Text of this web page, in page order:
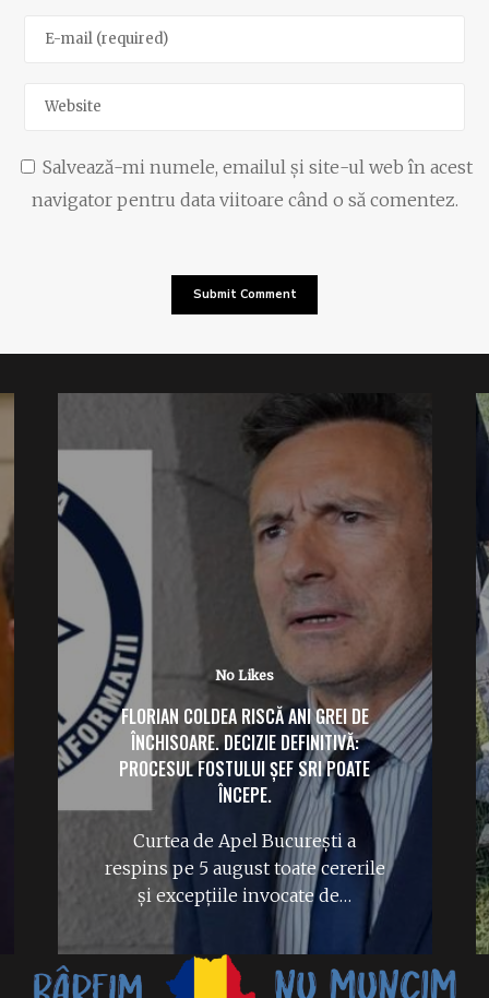
Salvează-mi numele, emailul și site-ul web în acest
navigator pentru data viitoare când o să comentez.
No Likes
FLORIAN COLDEA RISCĂ ANI GREI DE
ÎNCHISOARE. DECIZIE DEFINITIVĂ:
PROCESUL FOSTULUI ȘEF SRI POATE
ÎNCEPE.
Curtea de Apel București a
respins pe 5 august toate cererile
și excepțiile invocate de…